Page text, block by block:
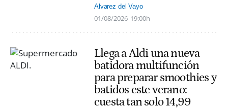
Alvarez del Vayo
01/08/2026 19:00h
Llega a Aldi una nueva
batidora multifunción
para preparar smoothies y
batidos este verano:
cuesta tan solo 14,99